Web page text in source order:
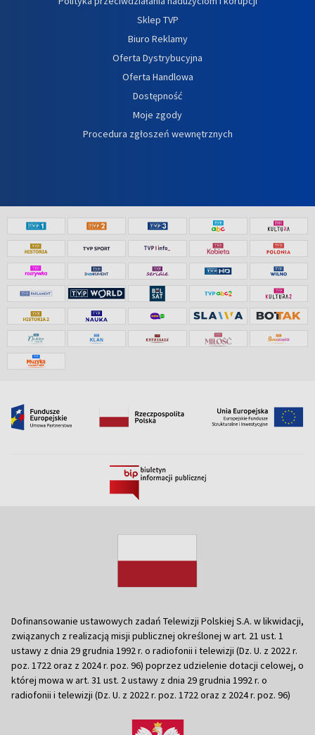
Sklep TVP
Biuro Reklamy
Oferta Dystrybucyjna
Oferta Handlowa
Dostępność
Moje zgody
Procedura zgłoszeń wewnętrznych
Dofinansowanie ustawowych zadań Telewizji Polskiej S.A. w likwidacji,
związanych z realizacją misji publicznej określonej w art. 21 ust. 1
ustawy z dnia 29 grudnia 1992 r. o radiofonii i telewizji (Dz. U. z 2022 r.
poz. 1722 oraz z 2024 r. poz. 96) poprzez udzielenie dotacji celowej, o
której mowa w art. 31 ust. 2 ustawy z dnia 29 grudnia 1992 r. o
radiofonii i telewizji (Dz. U. z 2022 r. poz. 1722 oraz z 2024 r. poz. 96)